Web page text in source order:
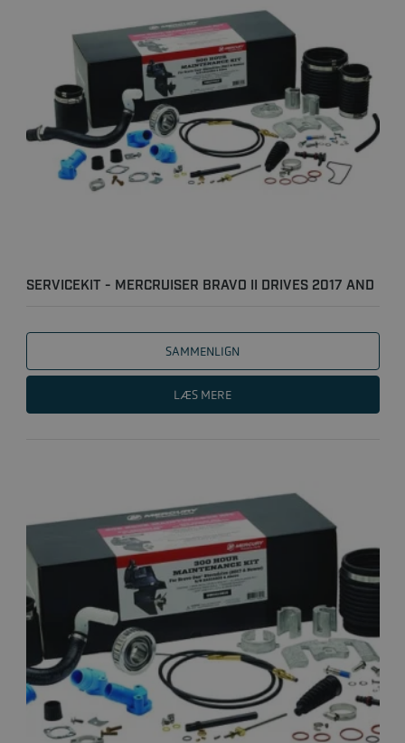
SERVICEKIT - MERCRUISER BRAVO II DRIVES 2017 AND
SAMMENLIGN
LÆS MERE